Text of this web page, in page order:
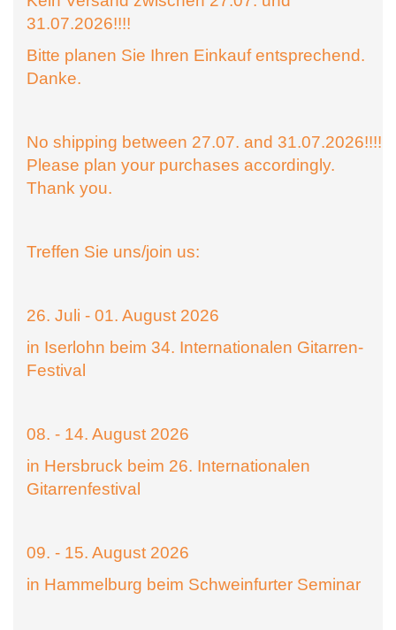
31.07.2026!!!!
Bitte planen Sie Ihren Einkauf entsprechend.
Danke.
No shipping between 27.07. and 31.07.2026!!!!
Please plan your purchases accordingly.
Thank you.
Treffen Sie uns/join us:
26. Juli - 01. August 2026
in Iserlohn beim 34. Internationalen Gitarren-
Festival
08. - 14. August 2026
in Hersbruck beim 26. Internationalen
Gitarrenfestival
09. - 15. August 2026
in Hammelburg beim Schweinfurter Seminar